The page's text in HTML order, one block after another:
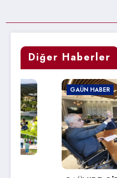
Diğer Haberler
GAÜN HABER